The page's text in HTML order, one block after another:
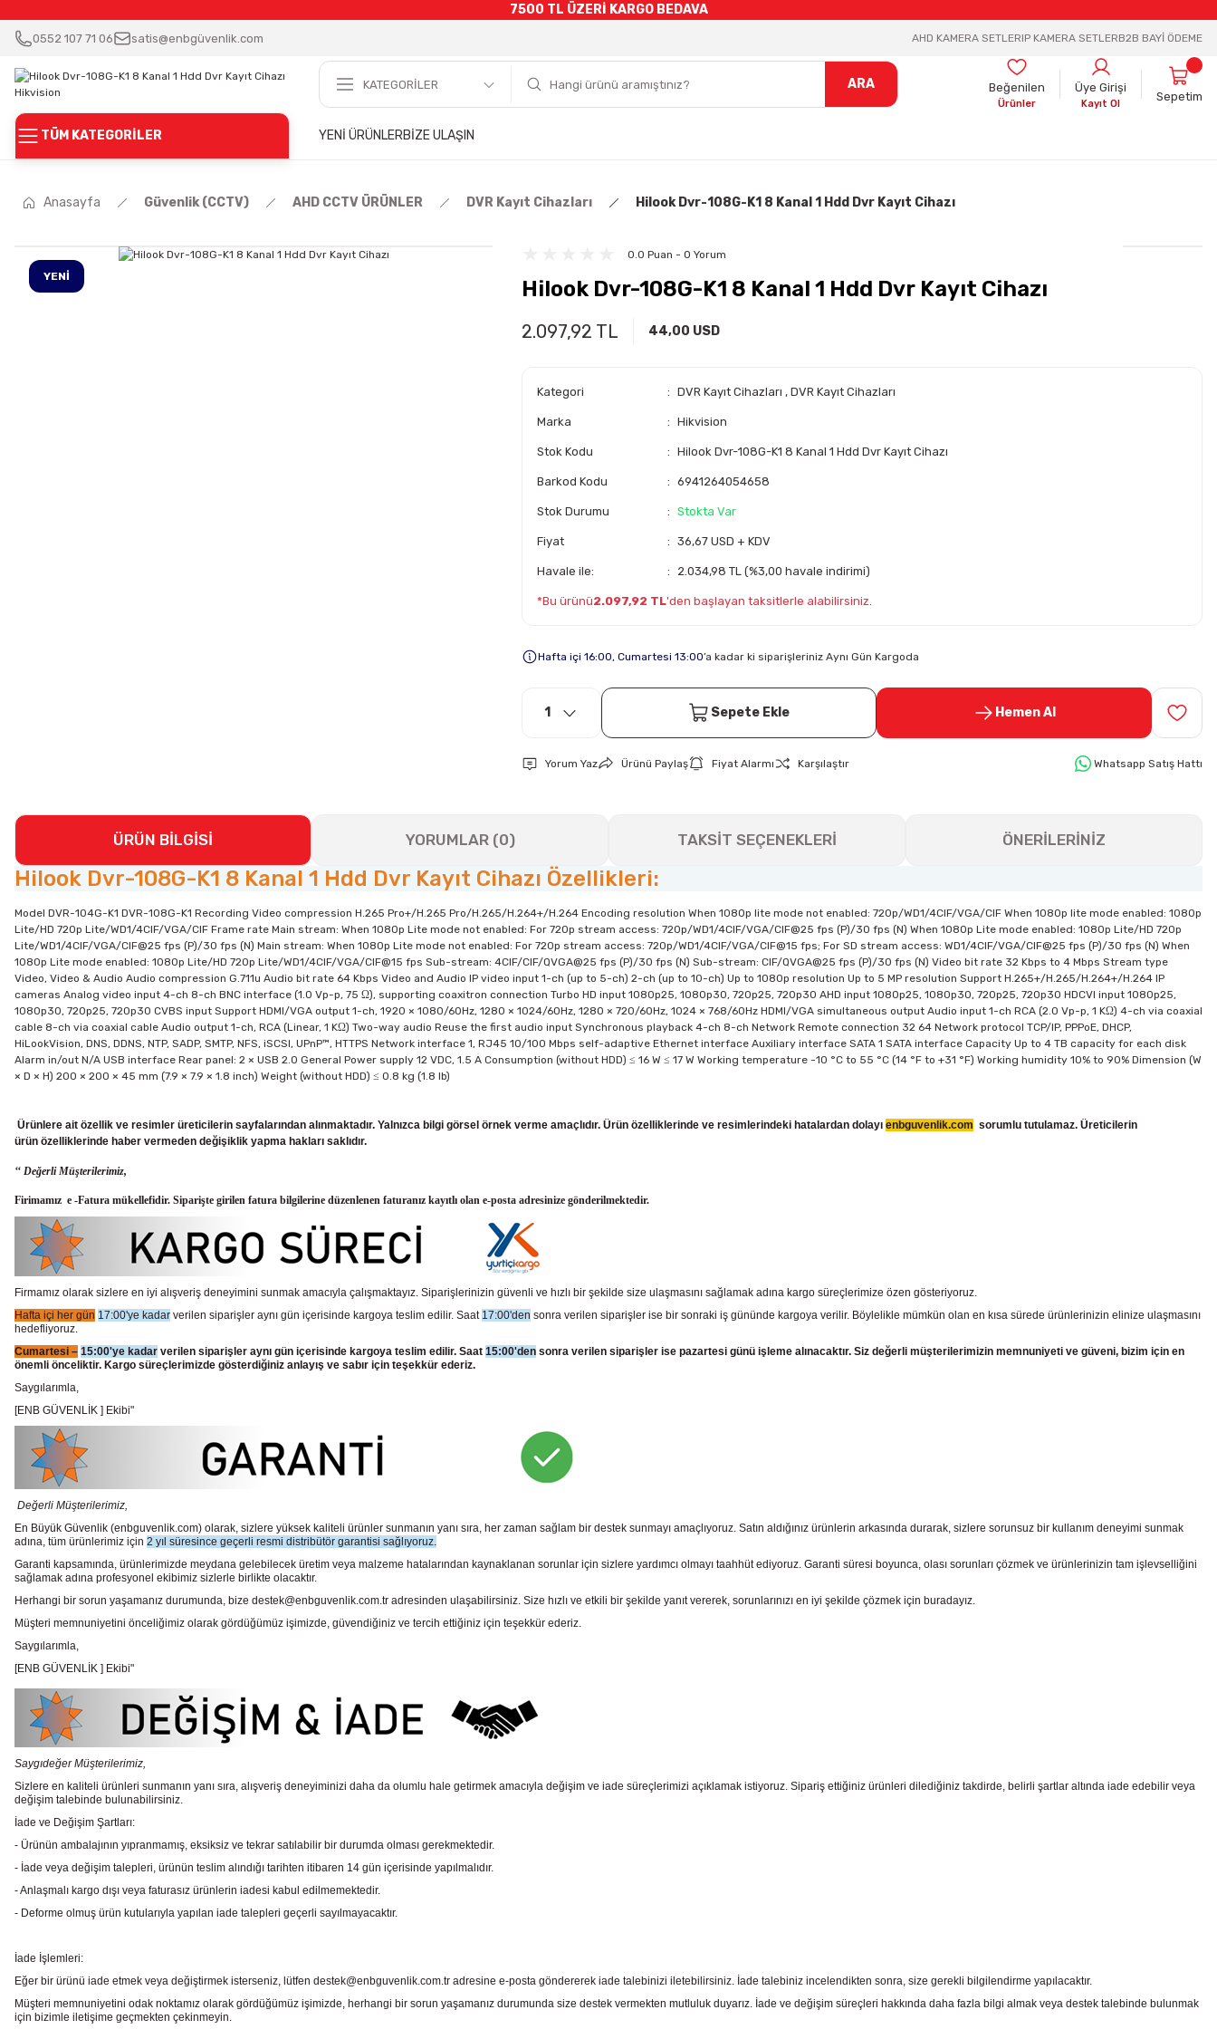
7500 TL ÜZERİ KARGO BEDAVA
0552 107 71 06 satis@enbgüvenlik.com AHD KAMERA SETLERIP KAMERA SETLERB2B BAYİ ÖDEME
ARA Beğenilen
Ürünler
Üye Girişi
Kayıt Ol
Sepetim
TÜM KATEGORİLER YENİ ÜRÜNLERBİZE ULAŞIN
Anasayfa Güvenlik (CCTV) AHD CCTV ÜRÜNLER DVR Kayıt Cihazları Hilook Dvr-108G-K1 8 Kanal 1 Hdd Dvr Kayıt Cihazı
YENİ
0.0 Puan - 0 Yorum
Hilook Dvr-108G-K1 8 Kanal 1 Hdd Dvr Kayıt Cihazı
2.097,92 TL 44,00 USD
Kategori DVR Kayıt Cihazları , DVR Kayıt Cihazları
Marka Hikvision
Stok Kodu Hilook Dvr-108G-K1 8 Kanal 1 Hdd Dvr Kayıt Cihazı
Barkod Kodu 6941264054658
Stok Durumu Stokta Var
Fiyat 36,67 USD + KDV
Havale ile: 2.034,98 TL (%3,00 havale indirimi)
*Bu ürünü2.097,92 TL'den başlayan taksitlerle alabilirsiniz.
Hafta içi 16:00, Cumartesi 13:00’a kadar ki siparişleriniz Aynı Gün Kargoda
Sepete Ekle Hemen Al
Yorum Yaz Ürünü Paylaş Fiyat Alarmı Karşılaştır Whatsapp Satış Hattı
ÜRÜN BİLGİSİ YORUMLAR (0) TAKSİT SEÇENEKLERİ ÖNERİLERİNİZ
Hilook Dvr-108G-K1 8 Kanal 1 Hdd Dvr Kayıt Cihazı Özellikleri:
Model DVR-104G-K1 DVR-108G-K1 Recording Video compression H.265 Pro+/H.265 Pro/H.265/H.264+/H.264 Encoding resolution When 1080p lite mode not enabled: 720p/WD1/4CIF/VGA/CIF When 1080p lite mode enabled: 1080p
Lite/HD 720p Lite/WD1/4CIF/VGA/CIF Frame rate Main stream: When 1080p Lite mode not enabled: For 720p stream access: 720p/WD1/4CIF/VGA/CIF@25 fps (P)/30 fps (N) When 1080p Lite mode enabled: 1080p Lite/HD 720p
Lite/WD1/4CIF/VGA/CIF@25 fps (P)/30 fps (N) Main stream: When 1080p Lite mode not enabled: For 720p stream access: 720p/WD1/4CIF/VGA/CIF@15 fps; For SD stream access: WD1/4CIF/VGA/CIF@25 fps (P)/30 fps (N) When
1080p Lite mode enabled: 1080p Lite/HD 720p Lite/WD1/4CIF/VGA/CIF@15 fps Sub-stream: 4CIF/CIF/QVGA@25 fps (P)/30 fps (N) Sub-stream: CIF/QVGA@25 fps (P)/30 fps (N) Video bit rate 32 Kbps to 4 Mbps Stream type
Video, Video & Audio Audio compression G.711u Audio bit rate 64 Kbps Video and Audio IP video input 1-ch (up to 5-ch) 2-ch (up to 10-ch) Up to 1080p resolution Up to 5 MP resolution Support H.265+/H.265/H.264+/H.264 IP
cameras Analog video input 4-ch 8-ch BNC interface (1.0 Vp-p, 75 Ω), supporting coaxitron connection Turbo HD input 1080p25, 1080p30, 720p25, 720p30 AHD input 1080p25, 1080p30, 720p25, 720p30 HDCVI input 1080p25,
1080p30, 720p25, 720p30 CVBS input Support HDMI/VGA output 1-ch, 1920 × 1080/60Hz, 1280 × 1024/60Hz, 1280 × 720/60Hz, 1024 × 768/60Hz HDMI/VGA simultaneous output Audio input 1-ch RCA (2.0 Vp-p, 1 KΩ) 4-ch via coaxial
cable 8-ch via coaxial cable Audio output 1-ch, RCA (Linear, 1 KΩ) Two-way audio Reuse the first audio input Synchronous playback 4-ch 8-ch Network Remote connection 32 64 Network protocol TCP/IP, PPPoE, DHCP,
HiLookVision, DNS, DDNS, NTP, SADP, SMTP, NFS, iSCSI, UPnP™, HTTPS Network interface 1, RJ45 10/100 Mbps self-adaptive Ethernet interface Auxiliary interface SATA 1 SATA interface Capacity Up to 4 TB capacity for each disk
Alarm in/out N/A USB interface Rear panel: 2 × USB 2.0 General Power supply 12 VDC, 1.5 A Consumption (without HDD) ≤ 16 W ≤ 17 W Working temperature -10 °C to 55 °C (14 °F to +31 °F) Working humidity 10% to 90% Dimension (W
× D × H) 200 × 200 × 45 mm (7.9 × 7.9 × 1.8 inch) Weight (without HDD) ≤ 0.8 kg (1.8 lb)
Ürünlere ait özellik ve resimler üreticilerin sayfalarından alınmaktadır. Yalnızca bilgi görsel örnek verme amaçlıdır. Ürün özelliklerinde ve resimlerindeki hatalardan dolayı enbguvenlik.com sorumlu tutulamaz. Üreticilerin
ürün özelliklerinde haber vermeden değişiklik yapma hakları saklıdır.
‘‘ Değerli Müşterilerimiz,
Firimamız e -Fatura mükellefidir. Siparişte girilen fatura bilgilerine düzenlenen faturanız kayıtlı olan e-posta adresinize gönderilmektedir.
Firmamız olarak sizlere en iyi alışveriş deneyimini sunmak amacıyla çalışmaktayız. Siparişlerinizin güvenli ve hızlı bir şekilde size ulaşmasını sağlamak adına kargo süreçlerimize özen gösteriyoruz.
Hafta içi her gün 17:00'ye kadar verilen siparişler aynı gün içerisinde kargoya teslim edilir. Saat 17:00'den sonra verilen siparişler ise bir sonraki iş gününde kargoya verilir. Böylelikle mümkün olan en kısa sürede ürünlerinizin elinize ulaşmasını
hedefliyoruz.
Cumartesi – 15:00'ye kadar verilen siparişler aynı gün içerisinde kargoya teslim edilir. Saat 15:00'den sonra verilen siparişler ise pazartesi günü işleme alınacaktır. Siz değerli müşterilerimizin memnuniyeti ve güveni, bizim için en
önemli önceliktir. Kargo süreçlerimizde gösterdiğiniz anlayış ve sabır için teşekkür ederiz.
Saygılarımla,
[ENB GÜVENLİK ] Ekibi"
Değerli Müşterilerimiz,
En Büyük Güvenlik (enbguvenlik.com) olarak, sizlere yüksek kaliteli ürünler sunmanın yanı sıra, her zaman sağlam bir destek sunmayı amaçlıyoruz. Satın aldığınız ürünlerin arkasında durarak, sizlere sorunsuz bir kullanım deneyimi sunmak
adına, tüm ürünlerimiz için 2 yıl süresince geçerli resmi distribütör garantisi sağlıyoruz.
Garanti kapsamında, ürünlerimizde meydana gelebilecek üretim veya malzeme hatalarından kaynaklanan sorunlar için sizlere yardımcı olmayı taahhüt ediyoruz. Garanti süresi boyunca, olası sorunları çözmek ve ürünlerinizin tam işlevselliğini
sağlamak adına profesyonel ekibimiz sizlerle birlikte olacaktır.
Herhangi bir sorun yaşamanız durumunda, bize destek@enbguvenlik.com.tr adresinden ulaşabilirsiniz. Size hızlı ve etkili bir şekilde yanıt vererek, sorunlarınızı en iyi şekilde çözmek için buradayız.
Müşteri memnuniyetini önceliğimiz olarak gördüğümüz işimizde, güvendiğiniz ve tercih ettiğiniz için teşekkür ederiz.
Saygılarımla,
[ENB GÜVENLİK ] Ekibi"
Saygıdeğer Müşterilerimiz,
Sizlere en kaliteli ürünleri sunmanın yanı sıra, alışveriş deneyiminizi daha da olumlu hale getirmek amacıyla değişim ve iade süreçlerimizi açıklamak istiyoruz. Sipariş ettiğiniz ürünleri dilediğiniz takdirde, belirli şartlar altında iade edebilir veya
değişim talebinde bulunabilirsiniz.
İade ve Değişim Şartları:
- Ürünün ambalajının yıpranmamış, eksiksiz ve tekrar satılabilir bir durumda olması gerekmektedir.
- İade veya değişim talepleri, ürünün teslim alındığı tarihten itibaren 14 gün içerisinde yapılmalıdır.
- Anlaşmalı kargo dışı veya faturasız ürünlerin iadesi kabul edilmemektedir.
- Deforme olmuş ürün kutularıyla yapılan iade talepleri geçerli sayılmayacaktır.
İade İşlemleri:
Eğer bir ürünü iade etmek veya değiştirmek isterseniz, lütfen destek@enbguvenlik.com.tr adresine e-posta göndererek iade talebinizi iletebilirsiniz. İade talebiniz incelendikten sonra, size gerekli bilgilendirme yapılacaktır.
Müşteri memnuniyetini odak noktamız olarak gördüğümüz işimizde, herhangi bir sorun yaşamanız durumunda size destek vermekten mutluluk duyarız. İade ve değişim süreçleri hakkında daha fazla bilgi almak veya destek talebinde bulunmak
için bizimle iletişime geçmekten çekinmeyin.